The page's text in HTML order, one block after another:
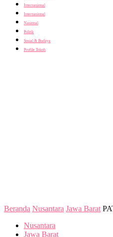
Internasional
Internasional
Nasional
Politik
Sosial & Budaya
Profile Tokoh
Beranda Nusantara Jawa Barat
Nusantara
Jawa Barat